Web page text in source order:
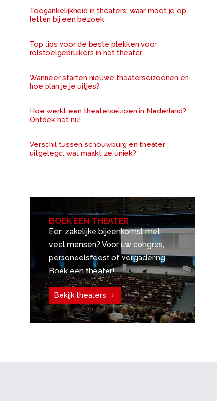
Toegankelijkheid in theaters: waar moet je op
letten bij een bezoek
Top tips voor de beste plekken voor
rolstoelgebruikers in het theater
Wanneer starten nieuwe theaterseizoenen en
hoe plan je je uitjes?
Hoe werkt een theaterseizoen in Nederland?
Ontdek het nu!
Verschil tussen schouwburg en theater
uitgelegd: wat maakt ze uniek?
BOEK EEN THEATER
Een zakelijke bijeenkomst met
veel mensen? Voor uw congres,
personeelsfeest of vergadering.
Boek een theater!
Bekijk theaters